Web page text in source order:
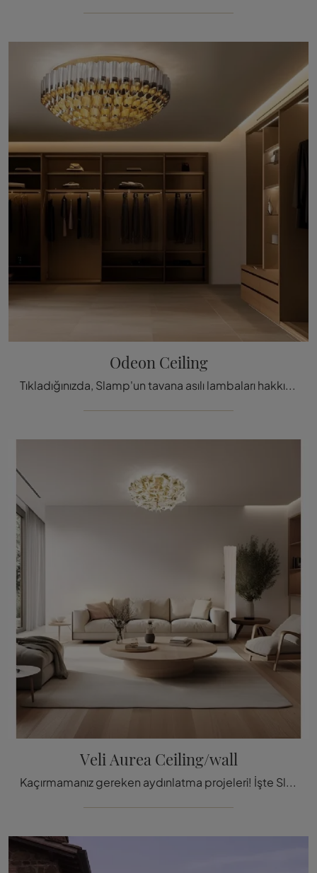
Odeon Ceiling
Tıkladığınızda, Slamp'un tavana asılı lambaları hakkında bilgi alın: polikarbonat malzemeden üretilen Ode
Veli Aurea Ceiling/wall
Kaçırmamanız gereken aydınlatma projeleri! İşte Slamp'ın Veli Aurea Ceiling/wall tavana veya duvara monte ed